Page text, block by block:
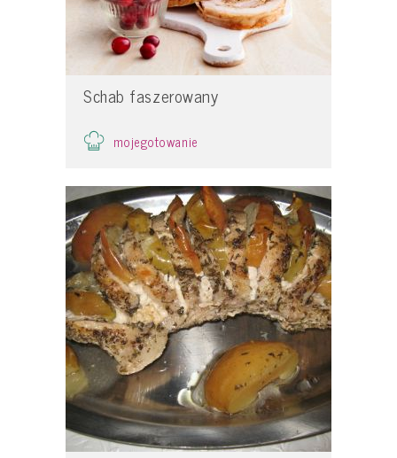
Schab faszerowany
mojegotowanie